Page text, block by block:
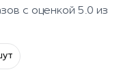
с оценкой 5.0 из